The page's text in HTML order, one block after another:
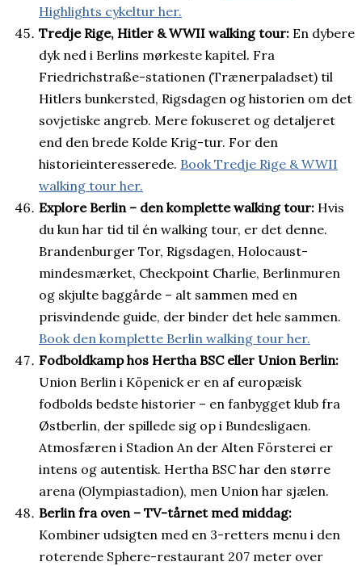
Highlights cykeltur her.
Tredje Rige, Hitler & WWII walking tour: En dybere
dyk ned i Berlins mørkeste kapitel. Fra
Friedrichstraße-stationen (Trænerpaladset) til
Hitlers bunkersted, Rigsdagen og historien om det
sovjetiske angreb. Mere fokuseret og detaljeret
end den brede Kolde Krig-tur. For den
historieinteresserede. Book Tredje Rige & WWII
walking tour her.
Explore Berlin – den komplette walking tour: Hvis
du kun har tid til én walking tour, er det denne.
Brandenburger Tor, Rigsdagen, Holocaust-
mindesmærket, Checkpoint Charlie, Berlinmuren
og skjulte baggårde – alt sammen med en
prisvindende guide, der binder det hele sammen.
Book den komplette Berlin walking tour her.
Fodboldkamp hos Hertha BSC eller Union Berlin:
Union Berlin i Köpenick er en af europæisk
fodbolds bedste historier – en fanbygget klub fra
Østberlin, der spillede sig op i Bundesligaen.
Atmosfæren i Stadion An der Alten Försterei er
intens og autentisk. Hertha BSC har den større
arena (Olympiastadion), men Union har sjælen.
Berlin fra oven – TV-tårnet med middag:
Kombiner udsigten med en 3-retters menu i den
roterende Sphere-restaurant 207 meter over